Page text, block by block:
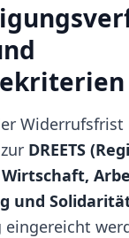
Widerrufsfrist
DREETS
und